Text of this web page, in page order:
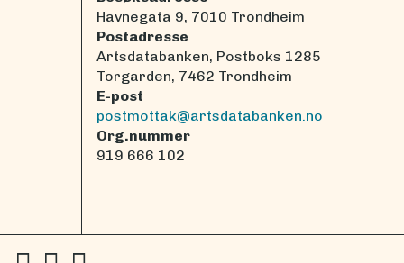
Havnegata 9, 7010 Trondheim
Postadresse
Artsdatabanken, Postboks 1285
Torgarden, 7462 Trondheim
E-post
postmottak@artsdatabanken.no
Org.nummer
919 666 102